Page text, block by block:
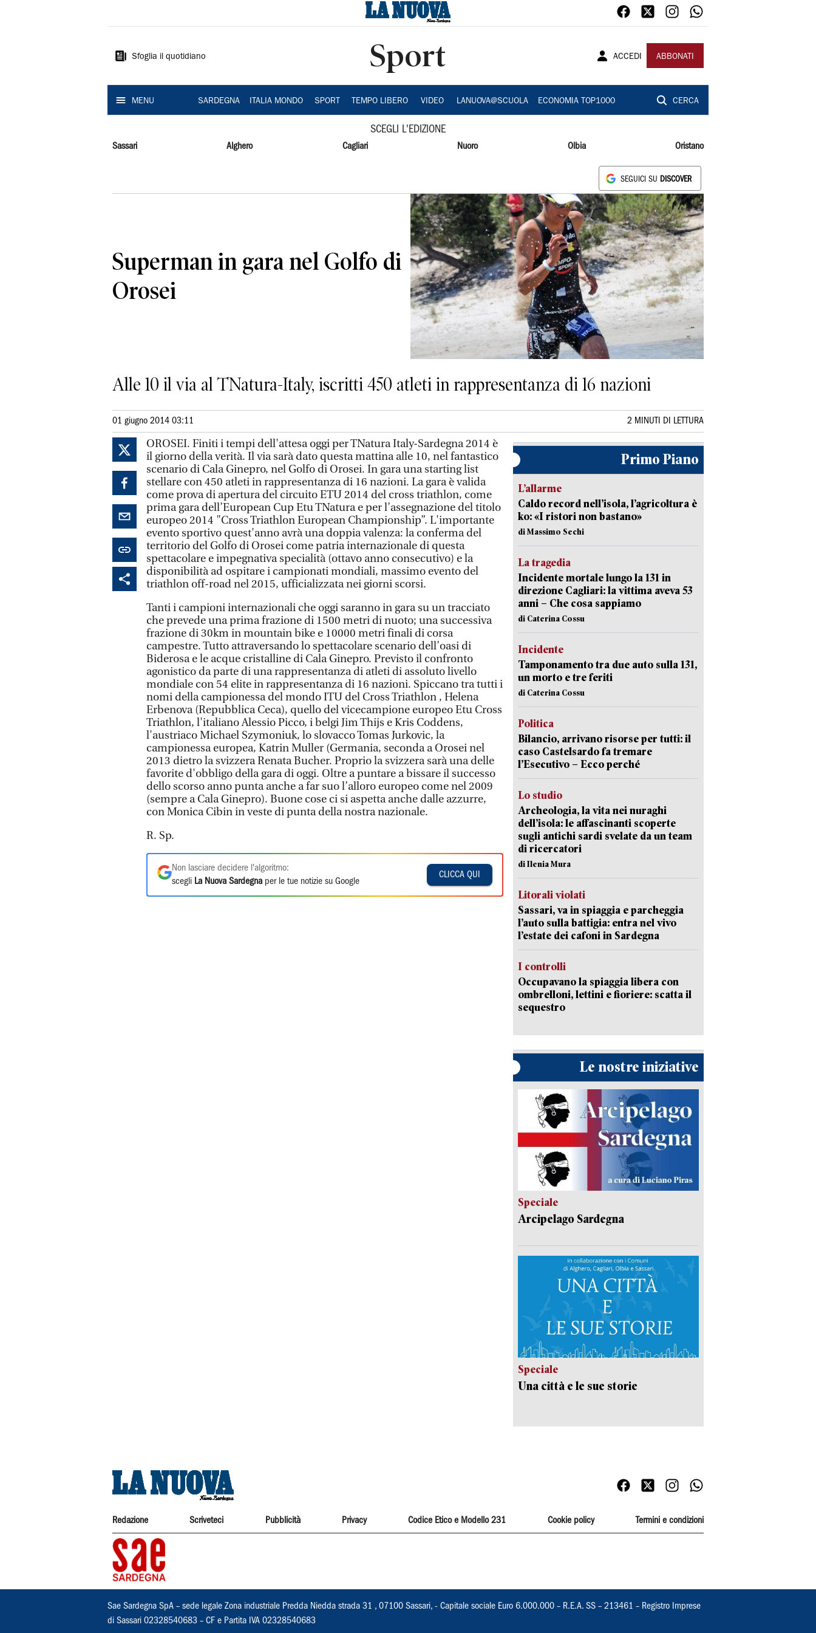
Sardegna
Sfoglia il quotidiano Sport ACCEDI ABBONATI
MENU SARDEGNA ITALIA MONDO SPORT TEMPO LIBERO VIDEO LANUOVA@SCUOLA ECONOMIA TOP1000 CERCA
SCEGLI L'EDIZIONE
Sassari Alghero Cagliari Nuoro Olbia Oristano
SEGUICI SU DISCOVER
Superman in gara nel Golfo di
Orosei
Alle 10 il via al TNatura-Italy, iscritti 450 atleti in rappresentanza di 16 nazioni
01 giugno 2014 03:11 2 MINUTI DI LETTURA
OROSEI. Finiti i tempi dell'attesa oggi per TNatura Italy-Sardegna 2014 è
il giorno della verità. Il via sarà dato questa mattina alle 10, nel fantastico
scenario di Cala Ginepro, nel Golfo di Orosei. In gara una starting list
stellare con 450 atleti in rappresentanza di 16 nazioni. La gara è valida
come prova di apertura del circuito ETU 2014 del cross triathlon, come
prima gara dell’European Cup Etu TNatura e per l’assegnazione del titolo
europeo 2014 "Cross Triathlon European Championship”. L'importante
evento sportivo quest'anno avrà una doppia valenza: la conferma del
territorio del Golfo di Orosei come patria internazionale di questa
spettacolare e impegnativa specialità (ottavo anno consecutivo) e la
disponibilità ad ospitare i campionati mondiali, massimo evento del
triathlon off-road nel 2015, ufficializzata nei giorni scorsi.
Tanti i campioni internazionali che oggi saranno in gara su un tracciato
che prevede una prima frazione di 1500 metri di nuoto; una successiva
frazione di 30km in mountain bike e 10000 metri finali di corsa
campestre. Tutto attraversando lo spettacolare scenario dell’oasi di
Biderosa e le acque cristalline di Cala Ginepro. Previsto il confronto
agonistico da parte di una rappresentanza di atleti di assoluto livello
mondiale con 54 elite in rappresentanza di 16 nazioni. Spiccano tra tutti i
nomi della campionessa del mondo ITU del Cross Triathlon , Helena
Erbenova (Repubblica Ceca), quello del vicecampione europeo Etu Cross
Triathlon, l'italiano Alessio Picco, i belgi Jim Thijs e Kris Coddens,
l'austriaco Michael Szymoniuk, lo slovacco Tomas Jurkovic, la
campionessa europea, Katrin Muller (Germania, seconda a Orosei nel
2013 dietro la svizzera Renata Bucher. Proprio la svizzera sarà una delle
favorite d'obbligo della gara di oggi. Oltre a puntare a bissare il successo
dello scorso anno punta anche a far suo l’alloro europeo come nel 2009
(sempre a Cala Ginepro). Buone cose ci si aspetta anche dalle azzurre,
con Monica Cibin in veste di punta della nostra nazionale.
R. Sp.
Non lasciare decidere l'algoritmo:
scegli La Nuova Sardegna per le tue notizie su Google
CLICCA QUI
Primo Piano
L’allarme
Caldo record nell’isola, l’agricoltura è
ko: «I ristori non bastano»
di Massimo Sechi
La tragedia
Incidente mortale lungo la 131 in
direzione Cagliari: la vittima aveva 53
anni – Che cosa sappiamo
di Caterina Cossu
Incidente
Tamponamento tra due auto sulla 131,
un morto e tre feriti
di Caterina Cossu
Politica
Bilancio, arrivano risorse per tutti: il
caso Castelsardo fa tremare
l’Esecutivo – Ecco perché
Lo studio
Archeologia, la vita nei nuraghi
dell’isola: le affascinanti scoperte
sugli antichi sardi svelate da un team
di ricercatori
di Ilenia Mura
Litorali violati
Sassari, va in spiaggia e parcheggia
l’auto sulla battigia: entra nel vivo
l’estate dei cafoni in Sardegna
I controlli
Occupavano la spiaggia libera con
ombrelloni, lettini e fioriere: scatta il
sequestro
Le nostre iniziative
Speciale
Arcipelago Sardegna
Speciale
Una città e le sue storie
Redazione Scriveteci Pubblicità Privacy Codice Etico e Modello 231 Cookie policy Termini e condizioni
Sae Sardegna SpA – sede legale Zona industriale Predda Niedda strada 31 , 07100 Sassari, - Capitale sociale Euro 6.000.000 – R.E.A. SS – 213461 – Registro Imprese
di Sassari 02328540683 – CF e Partita IVA 02328540683